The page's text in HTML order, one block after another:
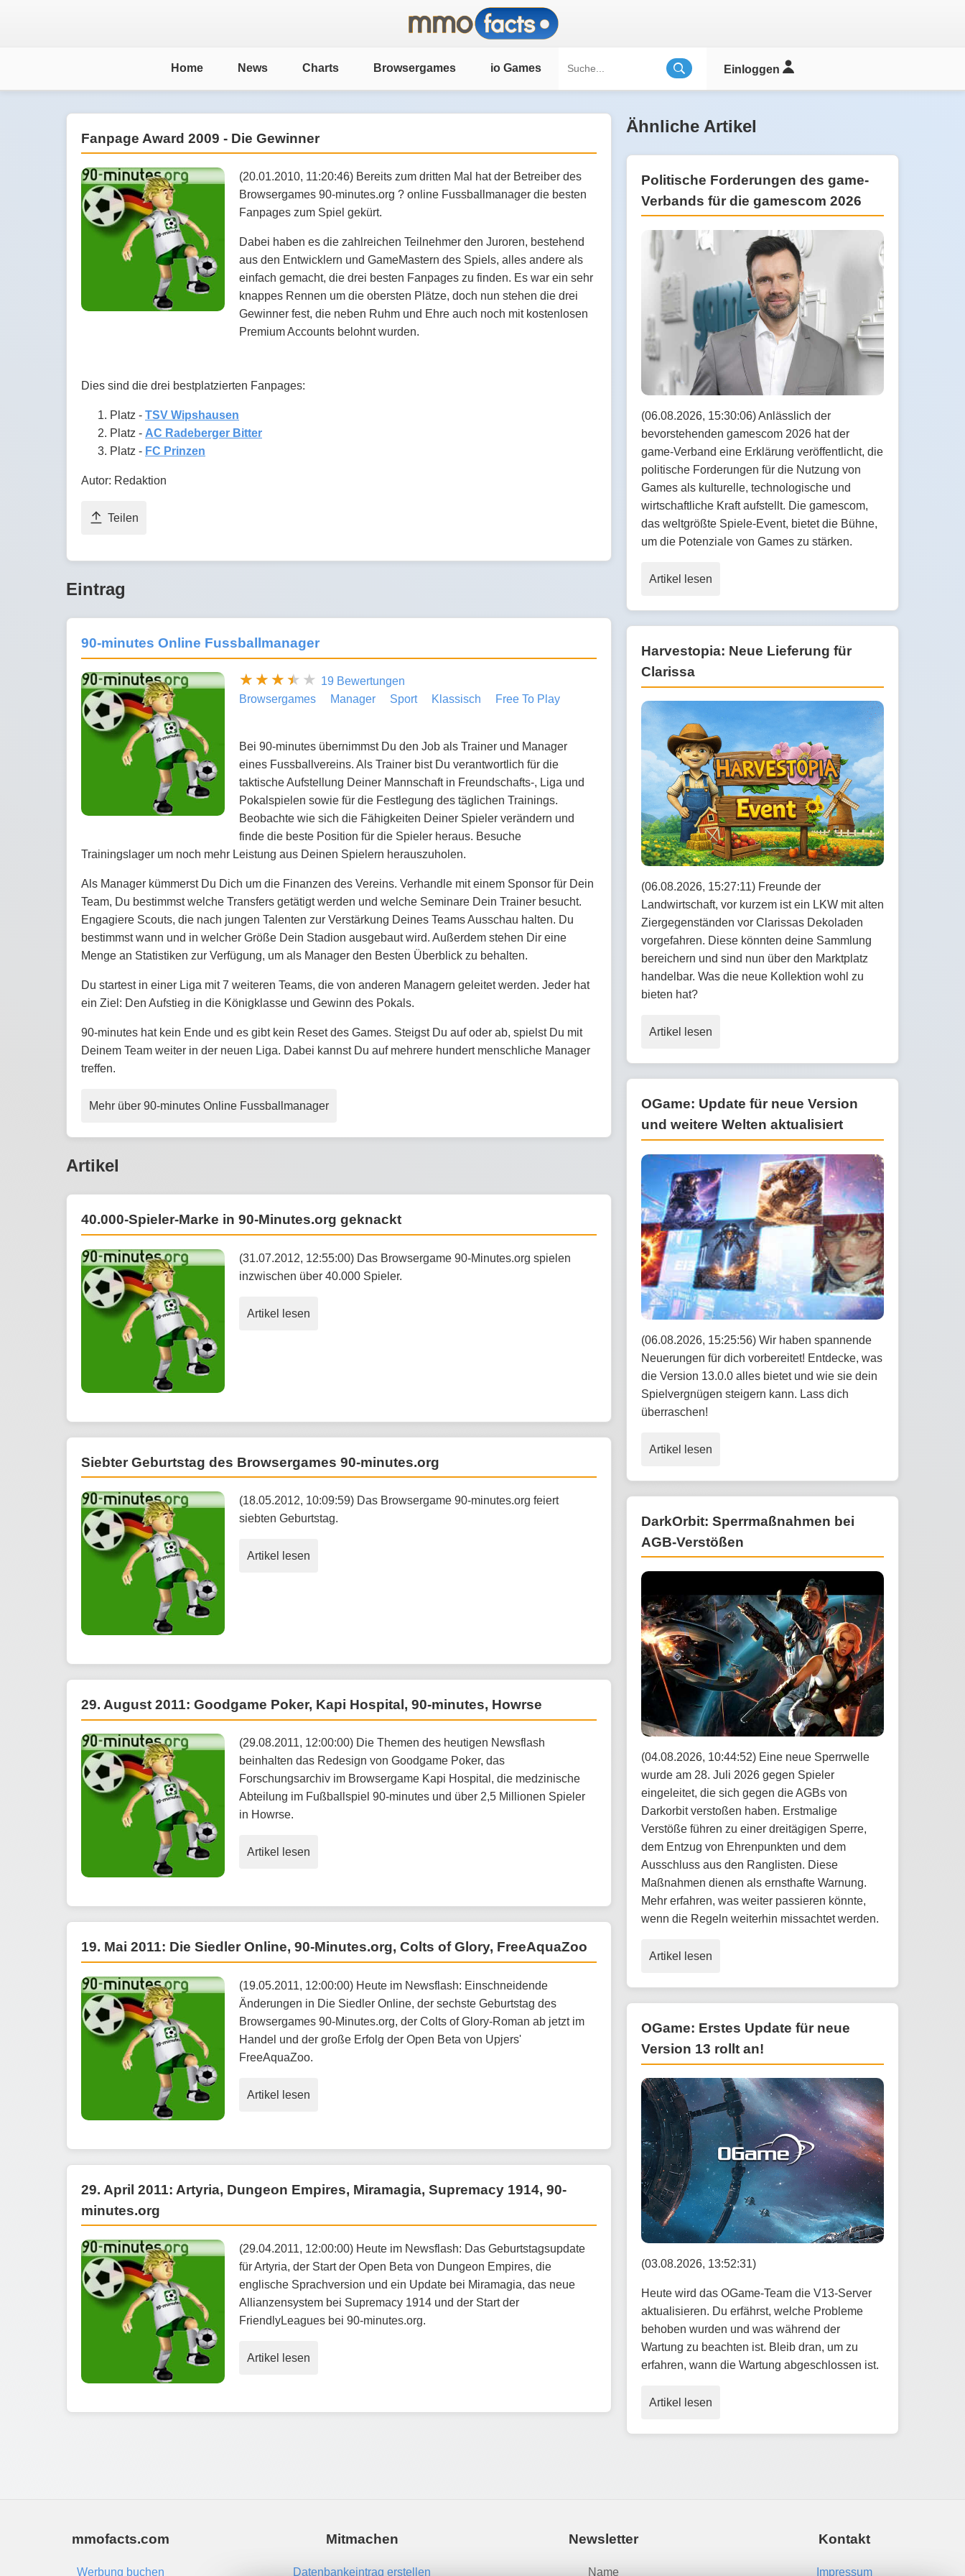
Home News Charts Browsergames io Games Einloggen
Fanpage Award 2009 - Die Gewinner
(20.01.2010, 11:20:46) Bereits zum dritten Mal hat der Betreiber des
Browsergames 90-minutes.org ? online Fussballmanager die besten
Fanpages zum Spiel gekürt.
Dabei haben es die zahlreichen Teilnehmer den Juroren, bestehend
aus den Entwicklern und GameMastern des Spiels, alles andere als
einfach gemacht, die drei besten Fanpages zu finden. Es war ein sehr
knappes Rennen um die obersten Plätze, doch nun stehen die drei
Gewinner fest, die neben Ruhm und Ehre auch noch mit kostenlosen
Premium Accounts belohnt wurden.
Dies sind die drei bestplatzierten Fanpages:
Platz - TSV Wipshausen
Platz - AC Radeberger Bitter
Platz - FC Prinzen
Autor: Redaktion
Teilen
Eintrag
90-minutes Online Fussballmanager
19 Bewertungen
Browsergames
Manager Sport Klassisch Free To Play
Bei 90-minutes übernimmst Du den Job als Trainer und Manager
eines Fussballvereins. Als Trainer bist Du verantwortlich für die
taktische Aufstellung Deiner Mannschaft in Freundschafts-, Liga und
Pokalspielen sowie für die Festlegung des täglichen Trainings.
Beobachte wie sich die Fähigkeiten Deiner Spieler verändern und
finde die beste Position für die Spieler heraus. Besuche
Trainingslager um noch mehr Leistung aus Deinen Spielern herauszuholen.
Als Manager kümmerst Du Dich um die Finanzen des Vereins. Verhandle mit einem Sponsor für Dein
Team, Du bestimmst welche Transfers getätigt werden und welche Seminare Dein Trainer besucht.
Engagiere Scouts, die nach jungen Talenten zur Verstärkung Deines Teams Ausschau halten. Du
bestimmst wann und in welcher Größe Dein Stadion ausgebaut wird. Außerdem stehen Dir eine
Menge an Statistiken zur Verfügung, um als Manager den Besten Überblick zu behalten.
Du startest in einer Liga mit 7 weiteren Teams, die von anderen Managern geleitet werden. Jeder hat
ein Ziel: Den Aufstieg in die Königklasse und Gewinn des Pokals.
90-minutes hat kein Ende und es gibt kein Reset des Games. Steigst Du auf oder ab, spielst Du mit
Deinem Team weiter in der neuen Liga. Dabei kannst Du auf mehrere hundert menschliche Manager
treffen.
Mehr über 90-minutes Online Fussballmanager
Artikel
40.000-Spieler-Marke in 90-Minutes.org geknackt
(31.07.2012, 12:55:00) Das Browsergame 90-Minutes.org spielen
inzwischen über 40.000 Spieler.
Artikel lesen
Siebter Geburtstag des Browsergames 90-minutes.org
(18.05.2012, 10:09:59) Das Browsergame 90-minutes.org feiert
siebten Geburtstag.
Artikel lesen
29. August 2011: Goodgame Poker, Kapi Hospital, 90-minutes, Howrse
(29.08.2011, 12:00:00) Die Themen des heutigen Newsflash
beinhalten das Redesign von Goodgame Poker, das
Forschungsarchiv im Browsergame Kapi Hospital, die medzinische
Abteilung im Fußballspiel 90-minutes und über 2,5 Millionen Spieler
in Howrse.
Artikel lesen
19. Mai 2011: Die Siedler Online, 90-Minutes.org, Colts of Glory, FreeAquaZoo
(19.05.2011, 12:00:00) Heute im Newsflash: Einschneidende
Änderungen in Die Siedler Online, der sechste Geburtstag des
Browsergames 90-Minutes.org, der Colts of Glory-Roman ab jetzt im
Handel und der große Erfolg der Open Beta von Upjers'
FreeAquaZoo.
Artikel lesen
29. April 2011: Artyria, Dungeon Empires, Miramagia, Supremacy 1914, 90-
minutes.org
(29.04.2011, 12:00:00) Heute im Newsflash: Das Geburtstagsupdate
für Artyria, der Start der Open Beta von Dungeon Empires, die
englische Sprachversion und ein Update bei Miramagia, das neue
Allianzensystem bei Supremacy 1914 und der Start der
FriendlyLeagues bei 90-minutes.org.
Artikel lesen
Ähnliche Artikel
Politische Forderungen des game-
Verbands für die gamescom 2026
(06.08.2026, 15:30:06) Anlässlich der
bevorstehenden gamescom 2026 hat der
game-Verband eine Erklärung veröffentlicht, die
politische Forderungen für die Nutzung von
Games als kulturelle, technologische und
wirtschaftliche Kraft aufstellt. Die gamescom,
das weltgrößte Spiele-Event, bietet die Bühne,
um die Potenziale von Games zu stärken.
Artikel lesen
Harvestopia: Neue Lieferung für
Clarissa
(06.08.2026, 15:27:11) Freunde der
Landwirtschaft, vor kurzem ist ein LKW mit alten
Ziergegenständen vor Clarissas Dekoladen
vorgefahren. Diese könnten deine Sammlung
bereichern und sind nun über den Marktplatz
handelbar. Was die neue Kollektion wohl zu
bieten hat?
Artikel lesen
OGame: Update für neue Version
und weitere Welten aktualisiert
(06.08.2026, 15:25:56) Wir haben spannende
Neuerungen für dich vorbereitet! Entdecke, was
die Version 13.0.0 alles bietet und wie sie dein
Spielvergnügen steigern kann. Lass dich
überraschen!
Artikel lesen
DarkOrbit: Sperrmaßnahmen bei
AGB-Verstößen
(04.08.2026, 10:44:52) Eine neue Sperrwelle
wurde am 28. Juli 2026 gegen Spieler
eingeleitet, die sich gegen die AGBs von
Darkorbit verstoßen haben. Erstmalige
Verstöße führen zu einer dreitägigen Sperre,
dem Entzug von Ehrenpunkten und dem
Ausschluss aus den Ranglisten. Diese
Maßnahmen dienen als ernsthafte Warnung.
Mehr erfahren, was weiter passieren könnte,
wenn die Regeln weiterhin missachtet werden.
Artikel lesen
OGame: Erstes Update für neue
Version 13 rollt an!
(03.08.2026, 13:52:31)
Heute wird das OGame-Team die V13-Server
aktualisieren. Du erfährst, welche Probleme
behoben wurden und was während der
Wartung zu beachten ist. Bleib dran, um zu
erfahren, wann die Wartung abgeschlossen ist.
Artikel lesen
mmofacts.com
Werbung buchen
Mitmachen
Datenbankeintrag erstellen
Newsletter
Name
Kontakt
Impressum